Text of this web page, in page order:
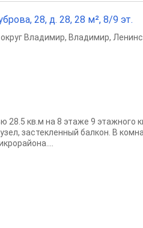
28, д. 28, 28 м², 8/9 эт.
Владимир, Владимир,
кв.м на 8 этаже 9 этажного
застекленный балкон. В